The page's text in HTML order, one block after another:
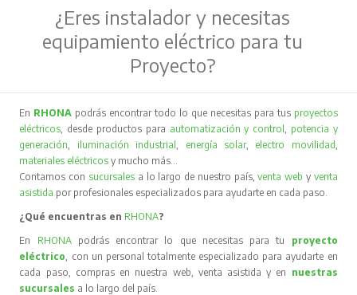
¿Eres instalador y necesitas
equipamiento eléctrico para tu
Proyecto?
En RHONA podrás encontrar todo lo que necesitas para tus proyectos
eléctricos , desde productos para automatización y control
potencia y
generación
iluminación industrial energía solar, electro movilidad
materiales eléctricos y mucho más…
Contamos con sucursales a lo largo de nuestro país,venta web y venta
asistida por profesionales especializados para ayudarte en cada paso.
¿Qué encuentras en RHONA?
En RHONA podrás encontrar lo que necesitas para tu proyecto
eléctrico , con un personal totalmente especializado para ayudarte en
cada paso, compras en nuestra web, venta asistida y en nuestras
sucursales a lo largo del país.